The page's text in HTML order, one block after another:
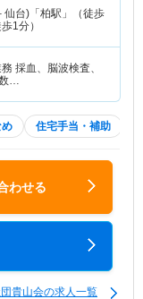
仙台)「柏駅」（徒歩
1分）
採血、脳波検査、
…
住宅手当・補助
わせる
貴山会の求人一覧